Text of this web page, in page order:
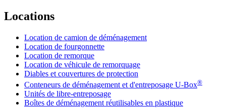
Locations
Location de camion de déménagement
Location de fourgonnette
Location de remorque
Location de véhicule de remorquage
Diables et couvertures de protection
Conteneurs de déménagement et d'entreposage U-Box®
Unités de libre-entreposage
Boîtes de déménagement réutilisables en plastique